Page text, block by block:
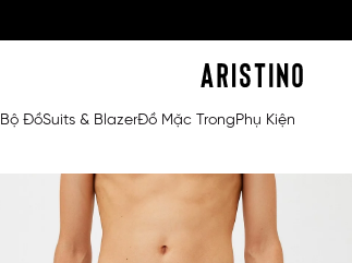
Bộ ĐồSuits & BlazerĐồ Mặc TrongPhụ Kiện